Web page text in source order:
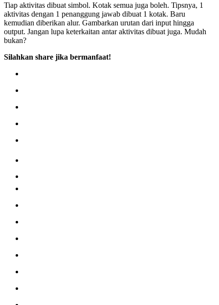
Tiap aktivitas dibuat simbol. Kotak semua juga boleh. Tipsnya, 1
aktivitas dengan 1 penanggung jawab dibuat 1 kotak. Baru
kemudian diberikan alur. Gambarkan urutan dari input hingga
output. Jangan lupa keterkaitan antar aktivitas dibuat juga. Mudah
bukan?
Silahkan share jika bermanfaat!